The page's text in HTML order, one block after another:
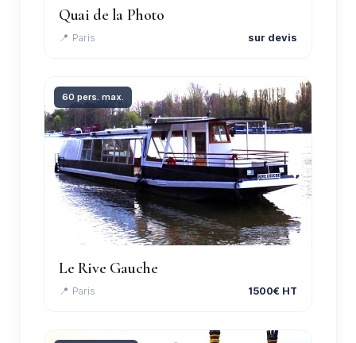
Quai de la Photo
📍 Paris sur devis
60 pers. max.
Le Rive Gauche
📍 Paris 1500€ HT